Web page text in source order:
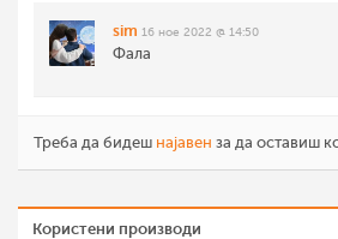
sim 16 ное 2022 @ 14:50
Фала
Треба да бидеш најавен за да оставиш
Користени производи